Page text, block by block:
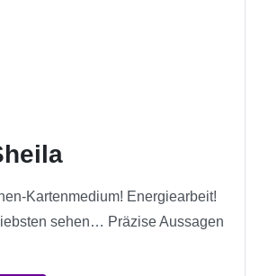
Kartenmedium! Energiearbeit!
sehen… Präzise Aussagen